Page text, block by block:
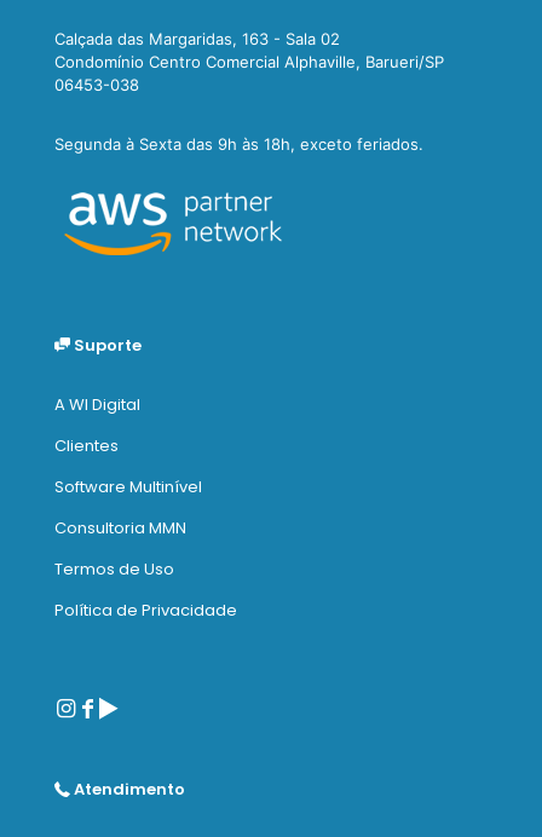
Calçada das Margaridas, 163 - Sala 02
Condomínio Centro Comercial Alphaville, Barueri/SP
06453-038
Segunda à Sexta das 9h às 18h, exceto feriados.
Suporte
A WI Digital
Clientes
Software Multinível
Consultoria MMN
Termos de Uso
Política de Privacidade
Atendimento